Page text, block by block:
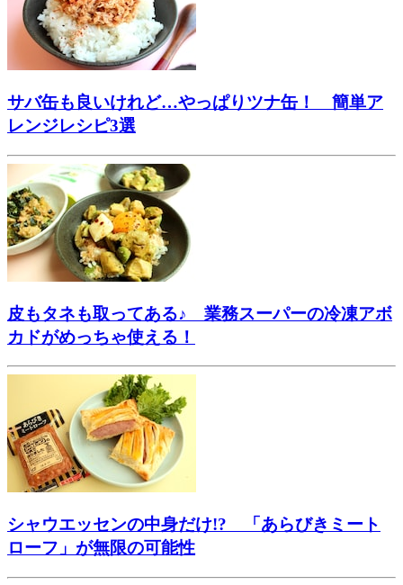
サバ缶も良いけれど…やっぱりツナ缶！ 簡単ア
レンジレシピ3選
皮もタネも取ってある♪ 業務スーパーの冷凍アボ
カドがめっちゃ使える！
シャウエッセンの中身だけ!? 「あらびきミート
ローフ」が無限の可能性